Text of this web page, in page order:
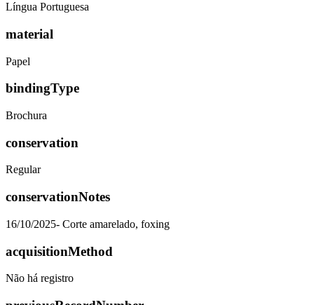
Língua Portuguesa
material
Papel
bindingType
Brochura
conservation
Regular
conservationNotes
16/10/2025- Corte amarelado, foxing
acquisitionMethod
Não há registro